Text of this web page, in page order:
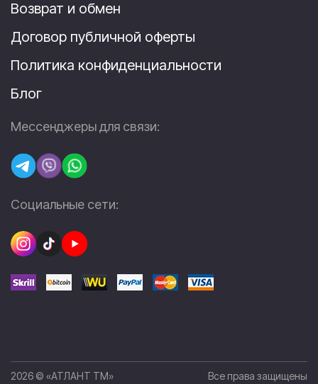
Возврат и обмен
Договор публичной оферты
Политика конфиденциальности
Блог
Мессенджеры для связи:
Социальные сети:
2026 © «АТЛАНТ ТМ» Все права защищены